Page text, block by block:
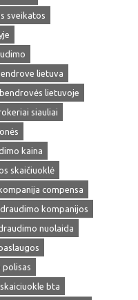
sveikatos
lietuva
lietuvoje
siauliai
kaina
skaičiuoklė
compensa
draudimo kompanijos
nuolaida
bta